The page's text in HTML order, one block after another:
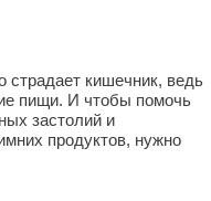
страдает кишечник, ведь
пищи. И чтобы помочь
застолий и
продуктов, нужно